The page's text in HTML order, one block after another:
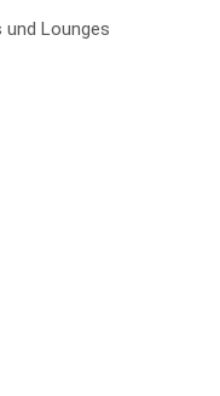
Lounges